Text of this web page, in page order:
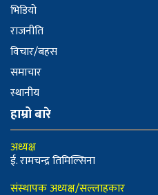
भिडियो
राजनीति
विचार/बहस
समाचार
स्थानीय
हाम्रो बारे
अध्यक्ष
ई. रामचन्द्र तिमिल्सिना
संस्थापक अध्यक्ष/सल्लाहकार